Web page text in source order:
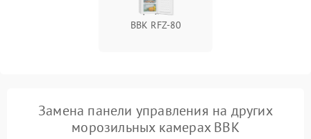
BBK RFZ-80
Замена панели управления на других
морозильных камерах BBK